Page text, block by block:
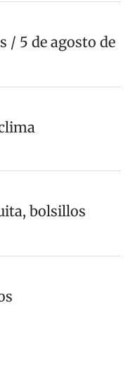
/ 5 de agosto de
bolsillos